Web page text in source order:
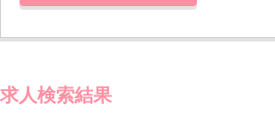
求人検索結果